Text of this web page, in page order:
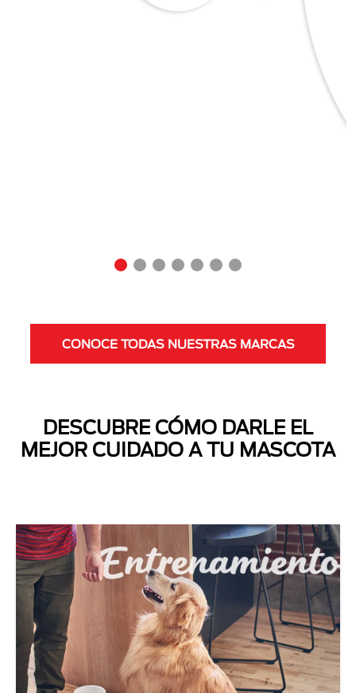
Next
CONOCE TODAS NUESTRAS MARCAS
DESCUBRE CÓMO DARLE EL
MEJOR CUIDADO A TU MASCOTA